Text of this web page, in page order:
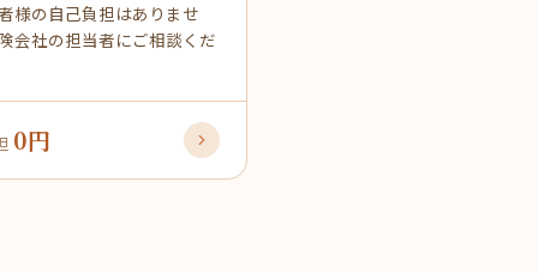
様の自己負担はありませ
会社の担当者にご相談くだ
0円